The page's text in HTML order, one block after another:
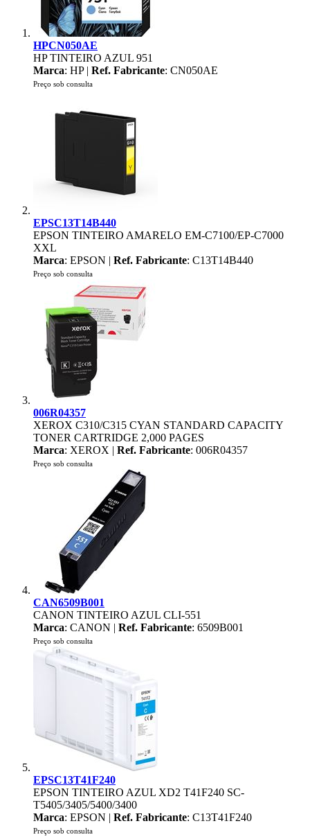
HPCN050AE
HP TINTEIRO AZUL 951
Marca: HP | Ref. Fabricante: CN050AE
Preço sob consulta
EPSC13T14B440
EPSON TINTEIRO AMARELO EM-C7100/EP-C7000
XXL
Marca: EPSON | Ref. Fabricante: C13T14B440
Preço sob consulta
006R04357
XEROX C310/C315 CYAN STANDARD CAPACITY
TONER CARTRIDGE 2,000 PAGES
Marca: XEROX | Ref. Fabricante: 006R04357
Preço sob consulta
CAN6509B001
CANON TINTEIRO AZUL CLI-551
Marca: CANON | Ref. Fabricante: 6509B001
Preço sob consulta
EPSC13T41F240
EPSON TINTEIRO AZUL XD2 T41F240 SC-
T5405/3405/5400/3400
Marca: EPSON | Ref. Fabricante: C13T41F240
Preço sob consulta